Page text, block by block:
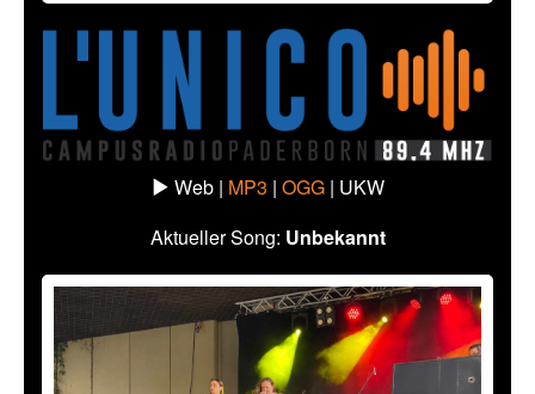
Web | MP3 | OGG | UKW
Aktueller Song: Unbekannt